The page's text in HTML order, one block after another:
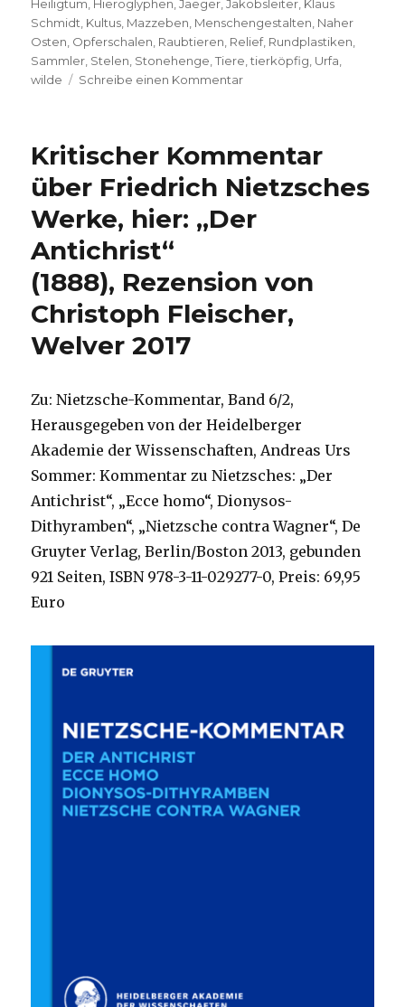
Heiligtum Hieroglyphen ,Jaeger ,Jakobsleiter Klaus
Schmidt Kultus Mazzeben Menschengestalten Naher
Osten Opferschalen Raubtieren Relief, Rundplastiken
Sammler Stelen Stonehenge ,Tiere ,tierköpfig Urfa
wilde
Schreibe einen Kommentarzu
leisten
können,
Rezension
Konrad
Schrieder,
Kritischer Kommentar
über Friedrich Nietzsches
Werke, hier: „Der
Antichrist“
(1888), Rezension von
Christoph Fleischer,
Welver 2017
Zu: Nietzsche-Kommentar, Band 6/2,
Herausgegeben von der Heidelberger
Akademie der Wissenschaften, Andreas Urs
Sommer: Kommentar zu Nietzsches: „Der
Antichrist“, „Ecce homo“, Dionysos-
Dithyramben“, „Nietzsche contra Wagner“, De
Gruyter Verlag, Berlin/Boston 2013, gebunden
921 Seiten, ISBN 978-3-11-029277-0, Preis: 69,95
Euro